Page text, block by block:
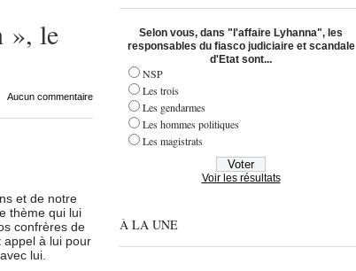
», le
Aucun commentaire
et de notre
thème qui lui
confrères de
appel à lui pour
lui.
Selon vous, dans "l'affaire Lyhanna", les
responsables du fiasco judiciaire et scandale
d'Etat sont...
NSP
Les trois
Les gendarmes
Les hommes politiques
Les magistrats
Voir les résultats
À LA UNE